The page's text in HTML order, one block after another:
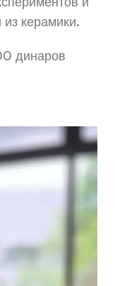
керамики.
динаров